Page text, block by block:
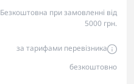
Безкоштовна при замовленні від
5000 грн.
за тарифами перевізника
безкоштовно